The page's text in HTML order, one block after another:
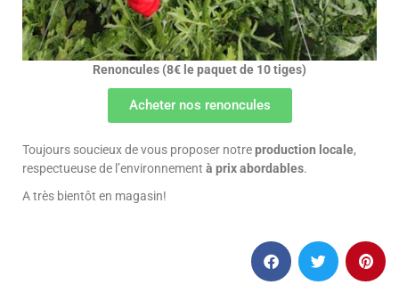
Renoncules (8€ le paquet de 10 tiges)
Acheter nos renoncules
Toujours soucieux de vous proposer notreproduction locale,
respectueuse de l’environnement à prix abordables.
A très bientôt en magasin!